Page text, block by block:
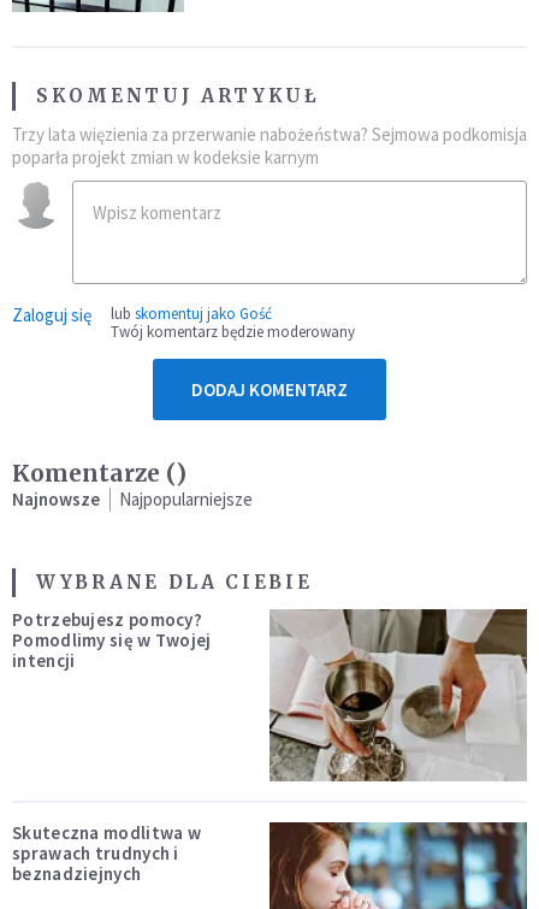
SKOMENTUJ ARTYKUŁ
Trzy lata więzienia za przerwanie nabożeństwa? Sejmowa podkomisja
poparła projekt zmian w kodeksie karnym
Zaloguj się lub skomentuj jako Gość
Twój komentarz będzie moderowany
DODAJ KOMENTARZ
Komentarze ()
Najnowsze Najpopularniejsze
WYBRANE DLA CIEBIE
Potrzebujesz pomocy?
Pomodlimy się w Twojej
intencji
Skuteczna modlitwa w
sprawach trudnych i
beznadziejnych